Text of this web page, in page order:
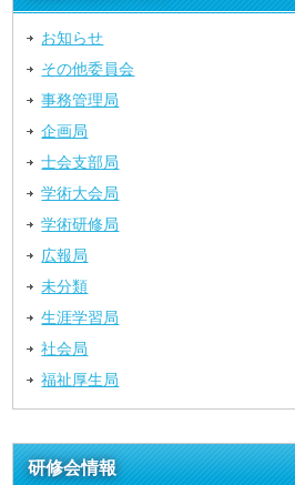
お知らせ
その他委員会
事務管理局
企画局
士会支部局
学術大会局
学術研修局
広報局
未分類
生涯学習局
社会局
福祉厚生局
研修会情報